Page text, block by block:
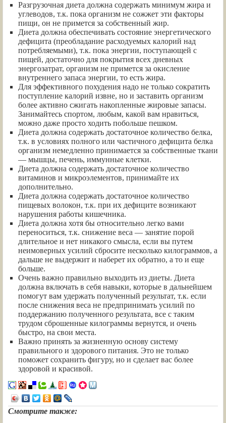
Разгрузочная диета должна содержать минимум жира и
углеводов, т.к. пока организм не сожжет эти факторы
пищи, он не примется за собственный жир.
Диета должна обеспечивать состояние энергетического
дефицита (преобладание расходуемых калорий над
потребляемыми), т.к. пока энергии, поступающей с
пищей, достаточно для покрытия всех дневных
энергозатрат, организм не примется за окисление
внутреннего запаса энергии, то есть жира.
Для эффективного похудения надо не только сократить
поступление калорий извне, но и заставить организм
более активно сжигать накопленные жировые запасы.
Занимайтесь спортом, любым, какой вам нравиться,
можно даже просто ходить побольше пешком.
Диета должна содержать достаточное количество белка,
т.к. в условиях полного или частичного дефицита белка
организм немедленно принимается за собственные ткани
— мышцы, печень, иммунные клетки.
Диета должна содержать достаточное количество
витаминов и микроэлементов, принимайте их
дополнительно.
Диета должна содержать достаточное количество
пищевых волокон, т.к. при их дефиците возникают
нарушения работы кишечника.
Диета должна хотя бы относительно легко вами
переноситься, т.к. снижение веса — занятие порой
длительное и нет никакого смысла, если вы путем
неимоверных усилий сбросите несколько килограммов, а
дальше не выдержит и наберет их обратно, а то и еще
больше.
Очень важно правильно выходить из диеты. Диета
должна включать в себя навыки, которые в дальнейшем
помогут вам удержать полученный результат, т.к. если
после снижения веса не предпринимать усилий по
поддержанию полученного результата, все с таким
трудом сброшенные килограммы вернутся, и очень
быстро, на свои места.
Важно принять за жизненную основу систему
правильного и здорового питания. Это не только
поможет сохранить фигуру, но и сделает вас более
здоровой и красивой.
Смотрите также: